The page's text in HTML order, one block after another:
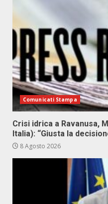
Comunicati Stampa
Crisi idrica a Ravanusa,
Italia): “Giusta la
8 Agosto 2026